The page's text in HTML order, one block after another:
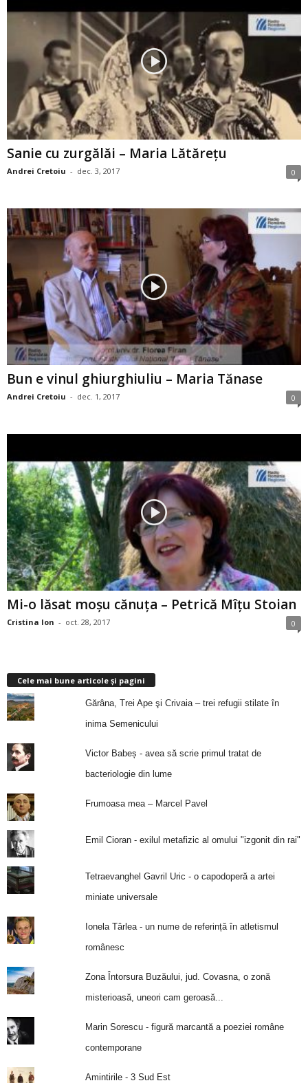
Sanie cu zurgălăi – Maria Lătăreţu
Andrei Cretoiu - dec. 3, 2017 0
Bun e vinul ghiurghiuliu – Maria Tănase
Andrei Cretoiu - dec. 1, 2017 0
Mi-o lăsat moşu cănuţa – Petrică Mîţu Stoian
Cristina Ion - oct. 28, 2017 0
Cele mai bune articole și pagini
Gărâna, Trei Ape şi Crivaia – trei refugii stilate în
inima Semenicului
Victor Babeș - avea să scrie primul tratat de
bacteriologie din lume
Frumoasa mea – Marcel Pavel
Emil Cioran - exilul metafizic al omului "izgonit din rai"
Tetraevanghel Gavril Uric - o capodoperă a artei
miniate universale
Ionela Târlea - un nume de referință în atletismul
românesc
Zona Întorsura Buzăului, jud. Covasna, o zonă
misterioasă, uneori cam geroasă...
Marin Sorescu - figură marcantă a poeziei române
contemporane
Amintirile - 3 Sud Est